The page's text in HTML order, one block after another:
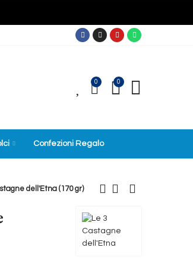
0 0
Confezioni Regalo
dell'Etna (170 gr)